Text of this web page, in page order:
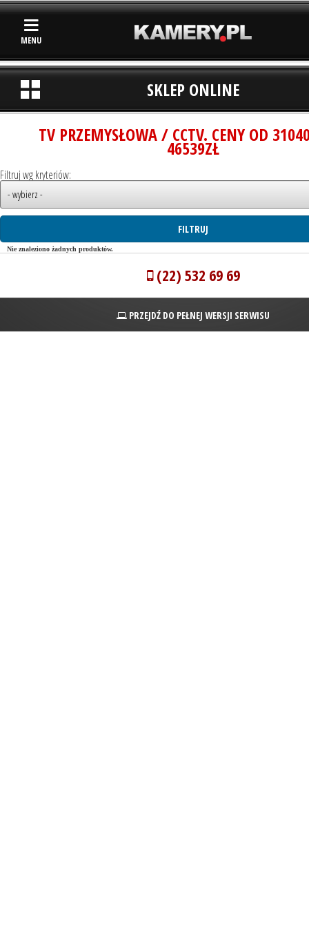
MENU
SKLEP ONLINE
TV PRZEMYSŁOWA / CCTV. CENY OD
46539ZŁ
Filtruj wg kryteriów:
Nie znaleziono żadnych produktów.
(22) 532 69 69
PRZEJDŹ DO PEŁNEJ WERSJI SERWISU